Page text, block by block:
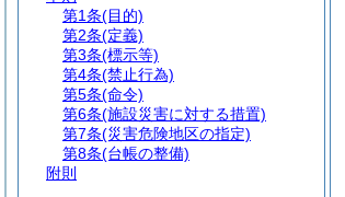
第1条(目的)
第2条(定義)
第3条(標示等)
第4条(禁止行為)
第5条(命令)
第6条(施設災害に対する措置)
第7条(災害危険地区の指定)
第8条(台帳の整備)
附則